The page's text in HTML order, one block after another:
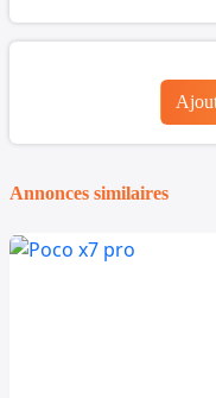
Annonces similaires